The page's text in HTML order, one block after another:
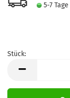
5-7 Tage
Stück: